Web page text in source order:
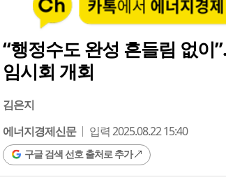
“행정수도 완성 흔들림 없
임시회 개회
김은지
에너지경제신문
입력 2025.08.22 15:40
구글 검색 선호 출처로 추가